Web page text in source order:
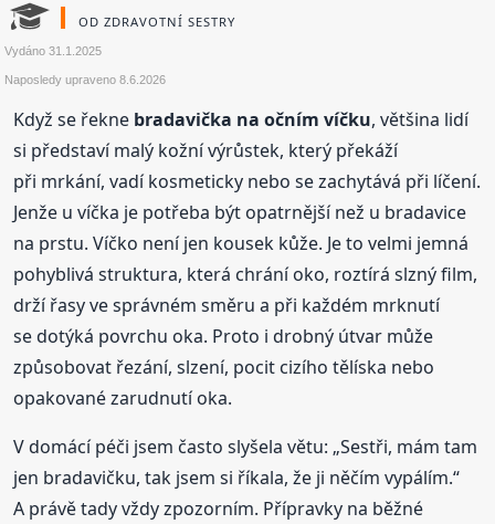
OD ZDRAVOTNÍ SESTRY
Vydáno31.1.2025
Naposledy upraveno8.6.2026
Když se řekne bradavička na očním víčku, většina lidí
si představí malý kožní výrůstek, který překáží
při mrkání, vadí kosmeticky nebo se zachytává při líčení.
Jenže u víčka je potřeba být opatrnější než u bradavice
na prstu. Víčko není jen kousek kůže. Je to velmi jemná
pohyblivá struktura, která chrání oko, roztírá slzný film,
drží řasy ve správném směru a při každém mrknutí
se dotýká povrchu oka. Proto i drobný útvar může
způsobovat řezání, slzení, pocit cizího tělíska nebo
opakované zarudnutí oka.
V domácí péči jsem často slyšela větu: „Sestři, mám tam
jen bradavičku, tak jsem si říkala, že ji něčím vypálím.“
A právě tady vždy zpozorním. Přípravky na běžné